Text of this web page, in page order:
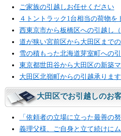
ご家族の引越しお任せください
４トントラック1台相当の荷物
西東京市から板橋区への引越し
道が狭い宮前区から大田区まで
雪の積もった北海道芽室町への
東京都世田谷から大田区の新築
大田区北嶺町からの引越承ります
大田区でお引越しのお
「依頼者の立場に立った最善の
義理父様、ご自身と立て続けに